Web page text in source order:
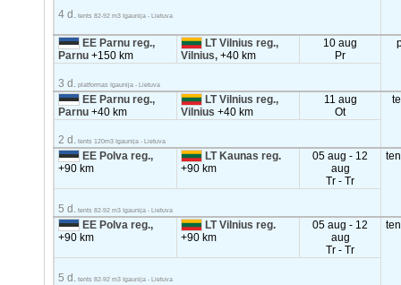
4 d. tents 82-92 m3 Igaunija - Lietuva
EE Parnu reg.,
Parnu+150 km
LT Vilnius reg.,
Vilnius,+40 km
10 aug
Pr
3 d. platformas Igaunija - Lietuva
EE Parnu reg.,
Parnu+40 km
LT Vilnius reg.,
Vilnius+40 km
11 aug
Ot
2 d. tents 120m3 Igaunija - Lietuva
EE Polva reg.,
+90 km
LT Kaunas reg.
+90 km
05 aug - 12
aug
Tr - Tr
5 d. tents 82-92 m3 Igaunija - Lietuva
EE Polva reg.,
+90 km
LT Vilnius reg.
+90 km
05 aug - 12
aug
Tr - Tr
5 d. tents 82-92 m3 Igaunija - Lietuva